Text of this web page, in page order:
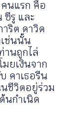
นแรก คือ
ซีรู และ
ริต ดาวิด
ช่นนั้น
านถูกไล่
ยเงินจาก
คาเธอรีน
ชีวิตอยู่ร่วม
กำเนิด